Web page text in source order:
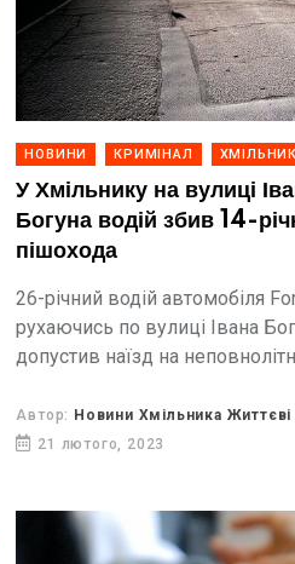
НОВИНИ КРИМІНАЛ ХМІЛЬНИК
У Хмільнику на вулиці
Богуна водій збив 14-
пішохода
26-річний водій автомобіля
рухаючись по вулиці Івана
допустив наїзд на
частину у невстановленому
Автор: Новини Хмільника Життєві
21 лютого, 2023